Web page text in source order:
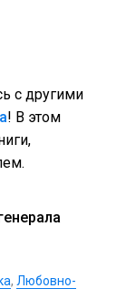
с другими
! В этом
, Любовно-